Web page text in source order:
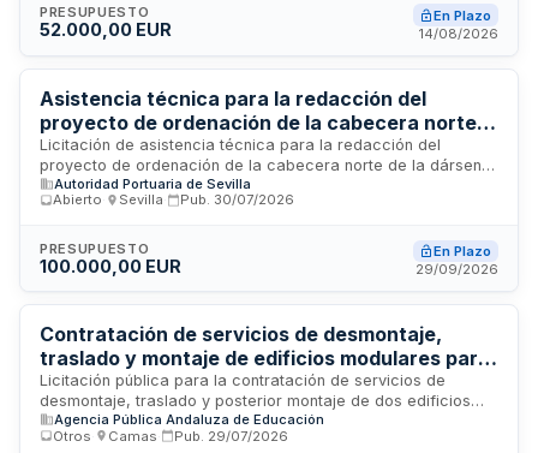
técnico, económico y de plazos durante la ejecución,
garantizando el cumplimiento de objetivos de calidad,
durante el período de garantía de las obras.
PRESUPUESTO
52.000,00 EUR
En Plazo
14/08/2026
Asistencia técnica para la redacción del
proyecto de ordenación de la cabecera norte
de la dársena del Cuarto - Autoridad Portuaria
de Sevilla
Licitación de asistencia técnica para la redacción del
proyecto de ordenación de la cabecera norte de la dársena
del Cuarto, promovida por la Autoridad Portuaria de Sevilla.
El contrato comprende servicios de consultoría y dirección
estudios previos, diseño técnico y propuestas de mejora
mediante metodología BIM. La prestación se desarrollará en
meses desde la firma del contrato.
Autoridad Portuaria de Sevilla
Abierto
Sevilla Pub. 30/07/2026
PRESUPUESTO
100.000,00 EUR
En Plazo
29/09/2026
Contratación de servicios de desmontaje,
traslado y montaje de edificios modulares para
la Agencia Pública Andaluza de Educación en
Camas
Licitación pública para la contratación de servicios de
desmontaje, traslado y posterior montaje de dos edificios
modulares. La Agencia Pública Andaluza de Educación
requiere empresa especializada en la reubicación de estas
Agencia Pública Andaluza de Educación
Otros
Camas Pub. 29/07/2026